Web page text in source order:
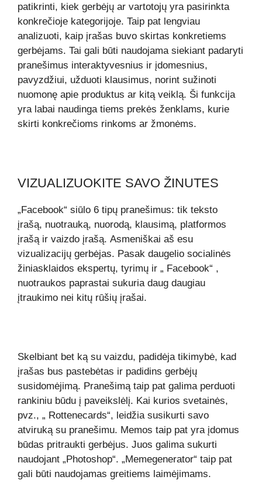
patikrinti, kiek gerbėjų ar vartotojų yra pasirinkta
konkrečioje kategorijoje. Taip pat lengviau
analizuoti, kaip įrašas buvo skirtas konkretiems
gerbėjams. Tai gali būti naudojama siekiant padaryti
pranešimus interaktyvesnius ir įdomesnius,
pavyzdžiui, užduoti klausimus, norint sužinoti
nuomonę apie produktus ar kitą veiklą. Ši funkcija
yra labai naudinga tiems prekės ženklams, kurie
skirti konkrečioms rinkoms ar žmonėms.
VIZUALIZUOKITE SAVO ŽINUTES
„Facebook“ siūlo 6 tipų pranešimus: tik teksto
įrašą, nuotrauką, nuorodą, klausimą, platformos
įrašą ir vaizdo įrašą. Asmeniškai aš esu
vizualizacijų gerbėjas. Pasak daugelio socialinės
žiniasklaidos ekspertų, tyrimų ir „ Facebook“ ,
nuotraukos paprastai sukuria daug daugiau
įtraukimo nei kitų rūšių įrašai.
Skelbiant bet ką su vaizdu, padidėja tikimybė, kad
įrašas bus pastebėtas ir padidins gerbėjų
susidomėjimą. Pranešimą taip pat galima perduoti
rankiniu būdu į paveikslėlį. Kai kurios svetainės,
pvz., „ Rottenecards“, leidžia susikurti savo
atviruką su pranešimu. Memos taip pat yra įdomus
būdas pritraukti gerbėjus. Juos galima sukurti
naudojant „Photoshop“. „Memegenerator“ taip pat
gali būti naudojamas greitiems laimėjimams.